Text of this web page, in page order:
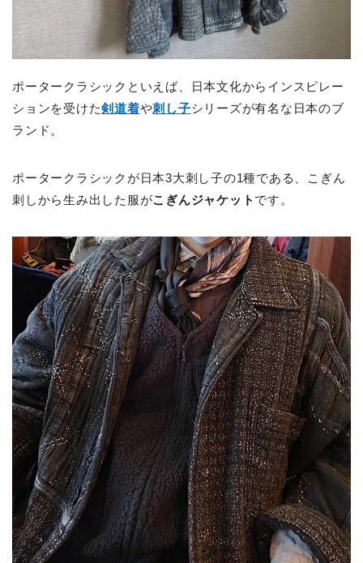
ポータークラシックといえば、日本文化からインスピレー
ションを受けた剣道着や刺し子シリーズが有名な日本のブ
ランド。
ポータークラシックが日本3大刺し子の1種である、こぎん
刺しから生み出した服がこぎんジャケット です。